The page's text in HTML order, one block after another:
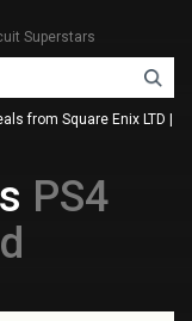
Superstars
from Square Enix LTD
PS4